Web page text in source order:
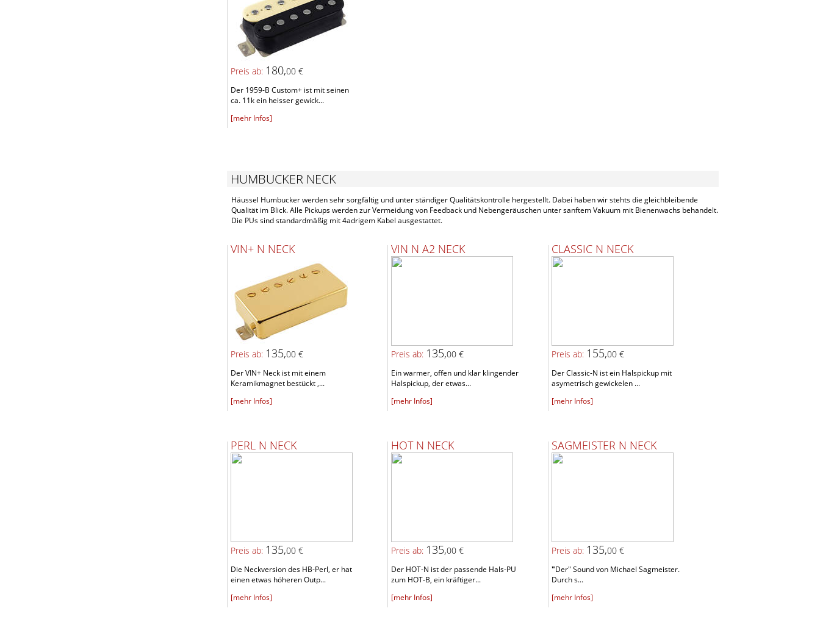
Preis ab: 180,00 €
Der 1959-B Custom+ ist mit seinen
ca. 11k ein heisser gewick...
[mehr Infos]
HUMBUCKER NECK
Häussel Humbucker werden sehr sorgfältig und unter ständiger Qualitätskontrolle hergestellt. Dabei haben wir stehts die gleichbleibende
Qualität im Blick. Alle Pickups werden zur Vermeidung von Feedback und Nebengeräuschen unter sanftem Vakuum mit Bienenwachs behandelt.
Die PUs sind standardmäßig mit 4adrigem Kabel ausgestattet.
VIN+ N NECK
Preis ab: 135,00 €
Der VIN+ Neck ist mit einem
Keramikmagnet bestückt ,...
[mehr Infos]
VIN N A2 NECK
Preis ab: 135,00 €
Ein warmer, offen und klar klingender
Halspickup, der etwas...
[mehr Infos]
CLASSIC N NECK
Preis ab: 155,00 €
Der Classic-N ist ein Halspickup mit
asymetrisch gewickelen ...
[mehr Infos]
PERL N NECK
Preis ab: 135,00 €
Die Neckversion des HB-Perl, er hat
einen etwas höheren Outp...
[mehr Infos]
HOT N NECK
Preis ab: 135,00 €
Der HOT-N ist der passende Hals-PU
zum HOT-B, ein kräftiger...
[mehr Infos]
SAGMEISTER N NECK
Preis ab: 135,00 €
"Der" Sound von Michael Sagmeister.
Durch s...
[mehr Infos]